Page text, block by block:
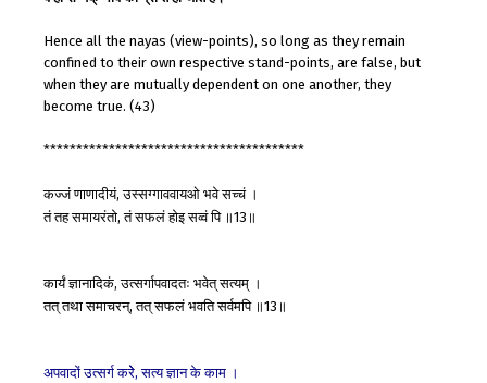
Hence all the nayas (view-points), so long as they remain
confined to their own respective stand-points, are false, but
when they are mutually dependent on one another, they
become true. (43)
****************************************
कज्जंणाणादीयं,उस्सग्गाववायओभवेसच्चं ।
तंतहसमायरंतो,तंसफलंहोइसव्वंपि ॥13 ॥
कार्यंज्ञानादिकं,उत्सर्गापवादतः भवेत्सत्यम् ।
तत्तथासमाचरन्,तत्सफलंभवतिसर्वमपि ॥13 ॥
अपवादोंउत्सर्गकरेे,सत्यज्ञानकेकाम ।